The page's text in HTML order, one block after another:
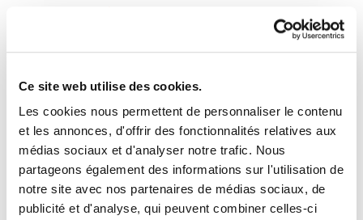
Ce site web utilise des cookies.
Les cookies nous permettent de personnaliser le contenu
et les annonces, d'offrir des fonctionnalités relatives aux
médias sociaux et d'analyser notre trafic. Nous
partageons également des informations sur l'utilisation de
notre site avec nos partenaires de médias sociaux, de
publicité et d'analyse, qui peuvent combiner celles-ci
Astekaria 7
007.pdf172.5 KB